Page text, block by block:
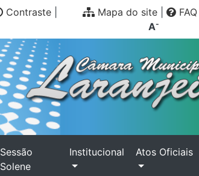
Contraste Mapa do site FAQ
A-
Sessão
Solene
Institucional Atos Oficiais